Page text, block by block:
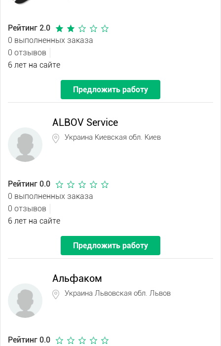
Рейтинг 2.0
0 выполненных заказа
0 отзывов
6 лет на сайте
Предложить работу
ALBOV Service
Украина Киевская обл. Киев
Рейтинг 0.0
0 выполненных заказа
0 отзывов
6 лет на сайте
Предложить работу
Альфаком
Украина Львовская обл. Львов
Рейтинг 0.0